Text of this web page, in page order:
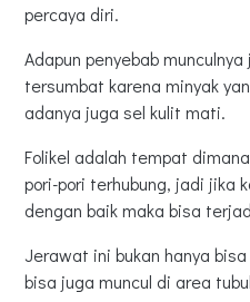
percaya diri.
Adapun penyebab
tersumbat karena minyak
adanya juga sel kulit mati.
Folikel adalah tempat
pori-pori terhubung, jadi jika
dengan baik maka bisa
Jerawat ini bukan hanya
bisa juga muncul di area